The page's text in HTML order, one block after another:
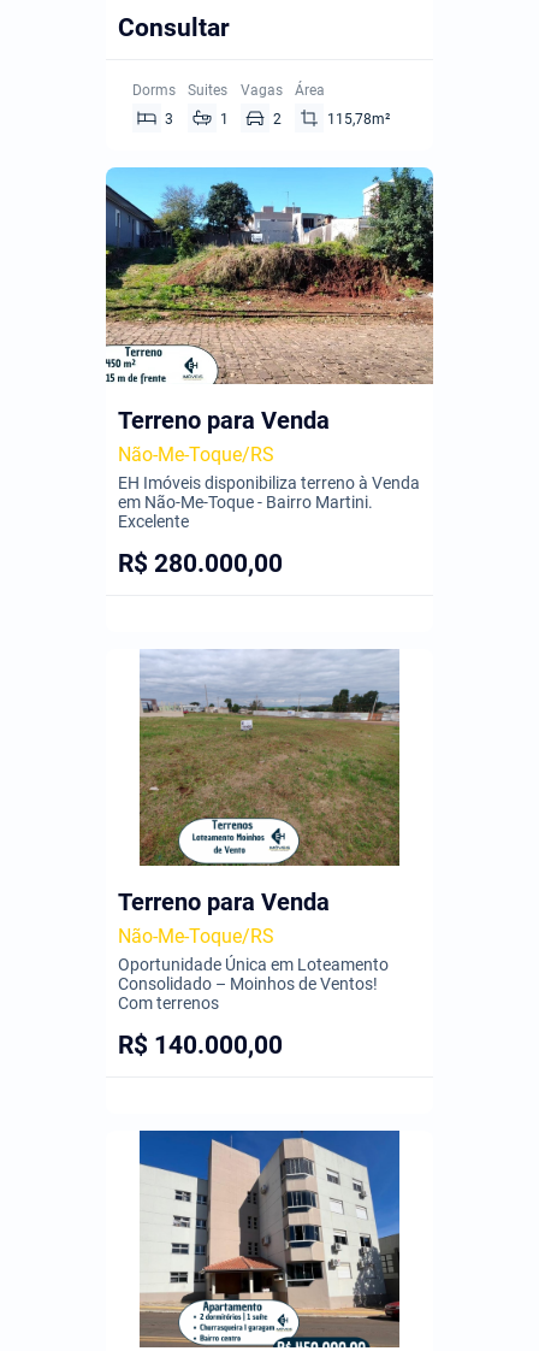
Consultar
Dorms
3
Suites
1
Vagas
2
Área
115,78m²
Terreno para Venda
Não-Me-Toque/RS
EH Imóveis disponibiliza terreno à Venda
em Não-Me-Toque - Bairro Martini.
Excelente
R$ 280.000,00
Terreno para Venda
Não-Me-Toque/RS
Oportunidade Única em Loteamento
Consolidado – Moinhos de Ventos!
Com terrenos
R$ 140.000,00